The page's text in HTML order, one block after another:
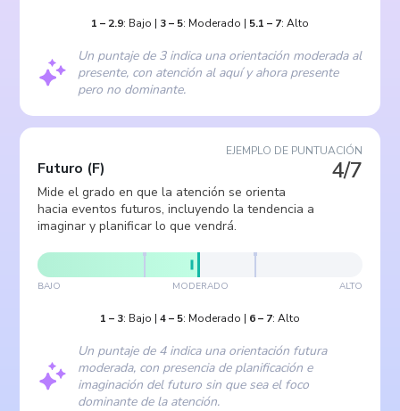
1 – 2.9: Bajo | 3– 5: Moderado | 5.1 – 7: Alto
Un puntaje de 3 indica una orientación moderada al
presente, con atención al aquí y ahora presente
pero no dominante.
EJEMPLO DE PUNTUACIÓN
4/7
Futuro (F)
Mide el grado en que la atención se orienta
hacia eventos futuros, incluyendo la tendencia a
imaginar y planificar lo que vendrá.
BAJO MODERADO ALTO
1 – 3: Bajo | 4– 5: Moderado | 6– 7: Alto
Un puntaje de 4 indica una orientación futura
moderada, con presencia de planificación e
imaginación del futuro sin que sea el foco
dominante de la atención.